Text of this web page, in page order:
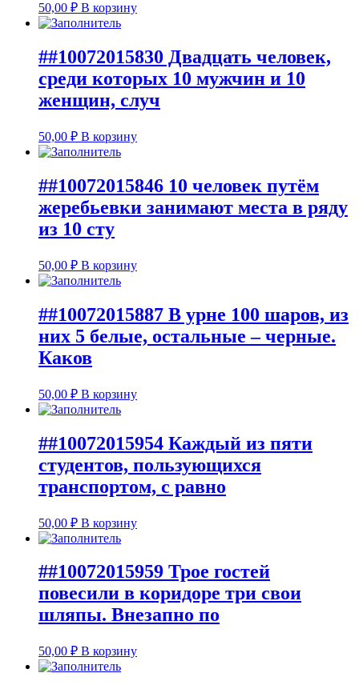
50,00 ₽ В корзину
##10072015830 Двадцать человек,
среди которых 10 мужчин и 10
женщин, случ
50,00 ₽ В корзину
##10072015846 10 человек путём
жеребьевки занимают места в ряду
из 10 сту
50,00 ₽ В корзину
##10072015887 В урне 100 шаров, из
них 5 белые, остальные – черные.
Каков
50,00 ₽ В корзину
##10072015954 Каждый из пяти
студентов, пользующихся
транспортом, с равно
50,00 ₽ В корзину
##10072015959 Трое гостей
повесили в коридоре три свои
шляпы. Внезапно по
50,00 ₽ В корзину